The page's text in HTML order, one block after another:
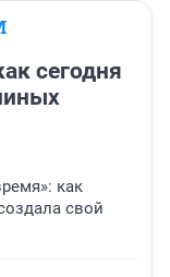
сегодня
как
свой